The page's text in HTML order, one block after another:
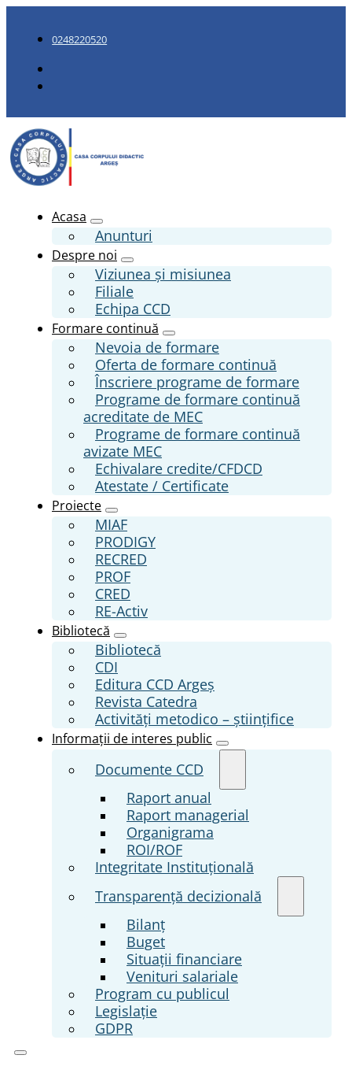
0248220520
Acasa
Anunturi
Despre noi
Viziunea și misiunea
Filiale
Echipa CCD
Formare continuă
Nevoia de formare
Oferta de formare continuă
Înscriere programe de formare
Programe de formare continuă
acreditate de MEC
Programe de formare continuă
avizate MEC
Echivalare credite/CFDCD
Atestate / Certificate
Proiecte
MIAF
PRODIGY
RECRED
PROF
CRED
RE-Activ
Bibliotecă
Bibliotecă
CDI
Editura CCD Argeş
Revista Catedra
Activități metodico – științifice
Informații de interes public
Documente CCD
Raport anual
Raport managerial
Organigrama
ROI/ROF
Integritate Instituțională
Transparenţă decizională
Bilanț
Buget
Situații financiare
Venituri salariale
Program cu publicul
Legislație
GDPR